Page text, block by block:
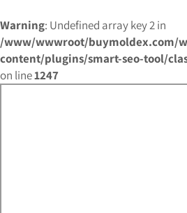
Warning: Undefined array key 2 in
/www/wwwroot/buymoldex.com/
content/plugins/smart-seo-tool/
on line1247